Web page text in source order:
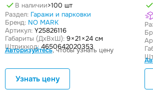
В наличии>100 шт
Раздел: Гаражи и парковки
Бренд: NO MARK
Артикул:Y25826116
Габариты (ДxВxШ):9 × 21 × 24 см
Штрихкод:4650642020353
Авторизуйтесь, чтобы узнать цену
Узнать цену